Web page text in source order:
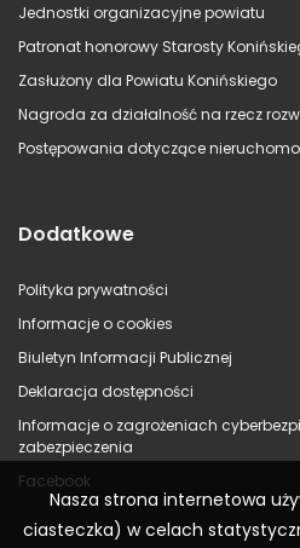
Jednostki organizacyjne powiatu
Patronat honorowy Starosty
Zasłużony dla Powiatu Konińskiego
Nagroda za działalność na rzecz
Postępowania dotyczące
Dodatkowe
Polityka prywatności
Informacje o cookies
Biuletyn Informacji Publicznej
Deklaracja dostępności
Informacje o zagrożeniach
zabezpieczenia
Facebook
Nasza strona internetowa
ciasteczka) w celach